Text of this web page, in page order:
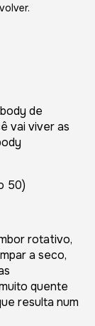
de
vai viver as
50)
rotativo,
a seco,
quente
resulta num